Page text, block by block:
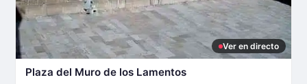
Ver en directo
Plaza del Muro de los Lamentos